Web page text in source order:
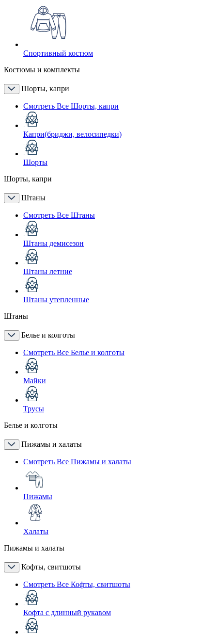
Спортивный костюм
Костюмы и комплекты
Шорты, капри
Смотреть Все Шорты, капри
Капри(бриджи, велосипедки)
Шорты
Шорты, капри
Штаны
Смотреть Все Штаны
Штаны демисезон
Штаны летние
Штаны утепленные
Штаны
Белье и колготы
Смотреть Все Белье и колготы
Майки
Трусы
Белье и колготы
Пижамы и халаты
Смотреть Все Пижамы и халаты
Пижамы
Халаты
Пижамы и халаты
Кофты, свитшоты
Смотреть Все Кофты, свитшоты
Кофта с длинный рукавом